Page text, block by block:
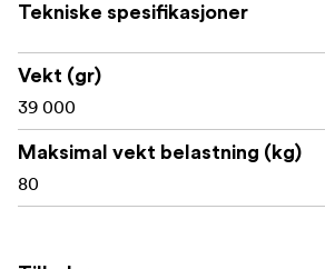
Product Weight: 22.82kg
Maximum Payload Capacity: 30kg
Maximum Extension: 380.0cm
Tekniske spesifikasjoner
Vekt (gr)
39 000
Maksimal vekt belastning (kg)
80